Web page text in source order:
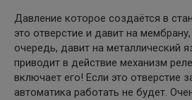
Давление которое создаётся в
это отверстие и давит на
очередь, давит на металлический
приводит в действие механизм
включает его! Если это отверстие
автоматика работать не будет.